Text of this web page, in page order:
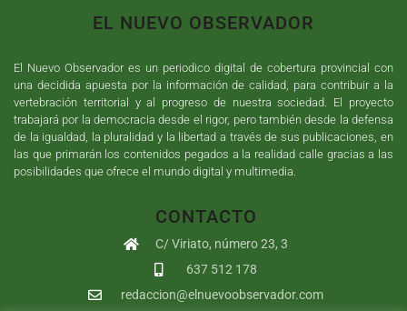
EL NUEVO OBSERVADOR
El Nuevo Observador es un periodico digital de cobertura provincial con
una decidida apuesta por la información de calidad, para contribuir a la
vertebración territorial y al progreso de nuestra sociedad. El proyecto
trabajará por la democracia desde el rigor, pero también desde la defensa
de la igualdad, la pluralidad y la libertad a través de sus publicaciones, en
las que primarán los contenidos pegados a la realidad calle gracias a las
posibilidades que ofrece el mundo digital y multimedia.
CONTACTO
C/ Viriato, número 23, 3
637 512 178
redaccion@elnuevoobservador.com